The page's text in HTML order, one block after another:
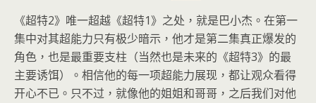
《超特2》唯一超越《超特1》之处，就是巴小杰。在第一
集中对其超能力只有极少暗示，他才是第二集真正爆发的
角色，也是最重要支柱（当然也是未来的《超特3》的最
主要诱饵）。相信他的每一项超能力展现，都让观众看得
开心不已。只不过，就像他的姐姐和哥哥，之后我们对他